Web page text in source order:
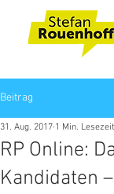
Beitrag
RP Online:
Kandidaten
31. Aug. 2017 1 Min. Lesezeit